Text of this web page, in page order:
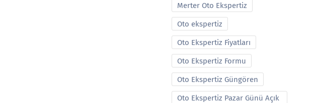
Merter Oto Ekspertiz
Oto ekspertiz
Oto Ekspertiz Fiyatları
Oto Ekspertiz Formu
Oto Ekspertiz Güngören
Oto Ekspertiz Pazar Günü Açık